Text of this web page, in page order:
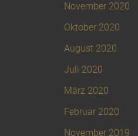
November 2020
Oktober 2020
August 2020
Juli 2020
März 2020
Februar 2020
November 2019